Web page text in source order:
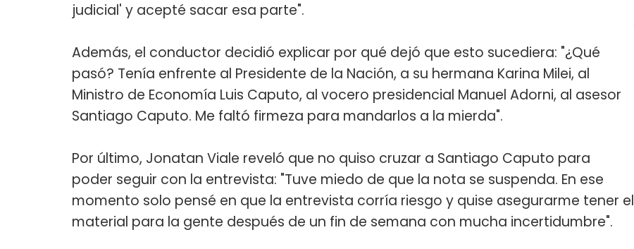
judicial' y acepté sacar esa parte".
Además, el conductor decidió explicar por qué dejó que esto sucediera: "¿Qué
pasó? Tenía enfrente al Presidente de la Nación, a su hermana Karina Milei, al
Ministro de Economía Luis Caputo, al vocero presidencial Manuel Adorni, al asesor
Santiago Caputo. Me faltó firmeza para mandarlos a la mierda".
Por último, Jonatan Viale reveló que no quiso cruzar a Santiago Caputo para
poder seguir con la entrevista: "Tuve miedo de que la nota se suspenda. En ese
momento solo pensé en que la entrevista corría riesgo y quise asegurarme tener el
material para la gente después de un fin de semana con mucha incertidumbre".